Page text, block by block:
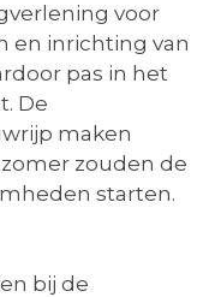
voor
en inrichting van
pas in het
De
maken
zouden de
starten.
bij de